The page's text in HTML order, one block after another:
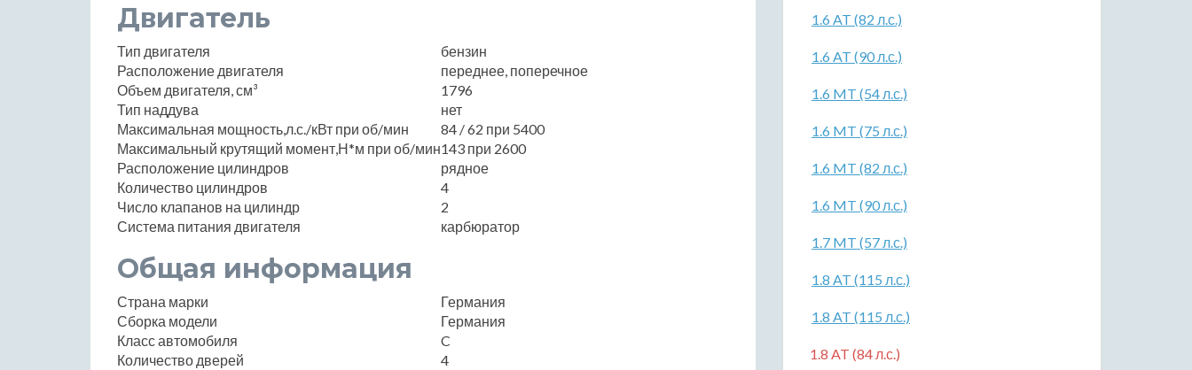
Двигатель
Тип двигателя
бензин
Расположение двигателя
переднее, поперечное
Объем двигателя, см³
1796
Тип наддува
нет
Максимальная мощность,л.с./кВт при об/мин
84 / 62 при 5400
Максимальный крутящий момент,Н*м при об/мин143 при 2600
Расположение цилиндров
рядное
Количество цилиндров
4
Число клапанов на цилиндр
2
Система питания двигателя
карбюратор
Общая информация
Страна марки
Германия
Сборка модели
Германия
Класс автомобиля
C
Количество дверей
4
1.6 AT (82 л.с.)
1.6 AT (90 л.с.)
1.6 MT (54 л.с.)
1.6 MT (75 л.с.)
1.6 MT (82 л.с.)
1.6 MT (90 л.с.)
1.7 MT (57 л.с.)
1.8 AT (115 л.с.)
1.8 AT (115 л.с.)
1.8 AT (84 л.с.)